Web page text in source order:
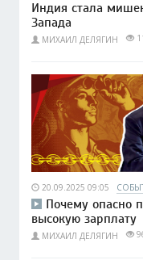
Индия стала
Запада
МИХАИЛ ДЕЛЯГИН
20.09.2025 09:05
Почему опасно
высокую зарплату
МИХАИЛ ДЕЛЯГИН